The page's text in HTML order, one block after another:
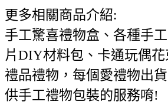
更多相關商品介紹:
手工驚喜禮物盒、各種手
片DIY材料包、卡通玩偶
禮品禮物，每個愛禮物出
供手工禮物包裝的服務唷!